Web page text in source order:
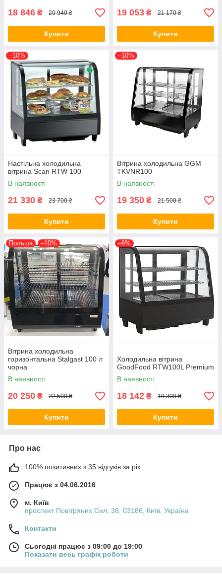
18 846 ₴ 20 940 ₴
Купити
19 053 ₴ 21 170 ₴
Купити
–10%
Настільна холодильна
вітрина Scan RTW 100
В наявності
21 330 ₴ 23 700 ₴
Купити
–10%
Вітрина холодильна GGM
TKVNR100
В наявності
19 350 ₴ 21 500 ₴
Купити
Польша –10%
Вітрина холодильна
горизонтальна Stalgast 100 л
чорна
В наявності
20 250 ₴ 22 500 ₴
Купити
–6%
Холодильна вітрина
GoodFood RTW100L Premium
В наявності
18 142 ₴ 19 300 ₴
Купити
Про нас
100% позитивних з 35 відгуків за рік
Працює з 04.06.2016
м. Київ
проспект Повітряних Сил, 38, 03186, Київ, Україна
Контакти
Сьогодні працює з 09:00 до 19:00
Показати весь графік роботи